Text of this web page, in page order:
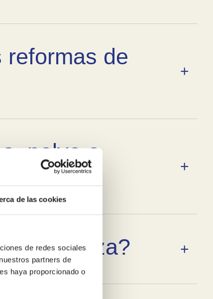
de las cookies
de redes sociales
partners de
haya proporcionado o
de
polvo o
Zaragoza?